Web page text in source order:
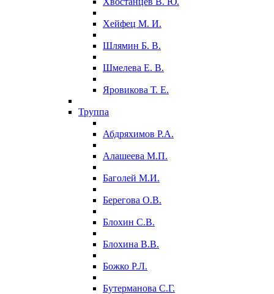
Хейфец М. И.
Шлямин Б. В.
Шмелева Е. В.
Яровикова Т. Е.
Труппа
Абдряхимов Р.А.
Алашеева М.П.
Баголей М.И.
Берегова О.В.
Блохин С.В.
Блохина В.В.
Божко Р.Л.
Бутерманова С.Г.